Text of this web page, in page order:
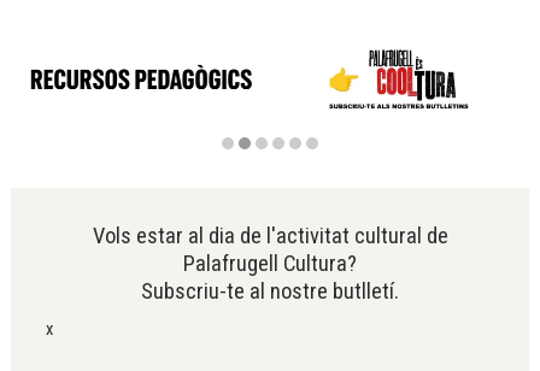
Vols estar al dia de l'activitat cultural de
Palafrugell Cultura?
Subscriu-te al nostre butlletí.
x